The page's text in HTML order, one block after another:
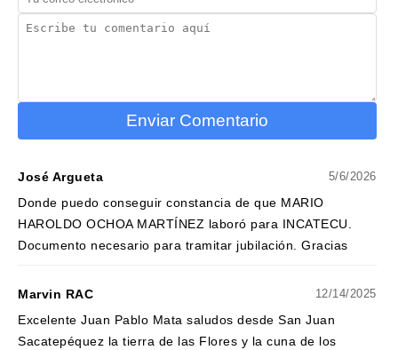
Enviar Comentario
José Argueta 5/6/2026
Donde puedo conseguir constancia de que MARIO
HAROLDO OCHOA MARTÍNEZ laboró para INCATECU.
Documento necesario para tramitar jubilación. Gracias
Marvin RAC 12/14/2025
Excelente Juan Pablo Mata saludos desde San Juan
Sacatepéquez la tierra de las Flores y la cuna de los